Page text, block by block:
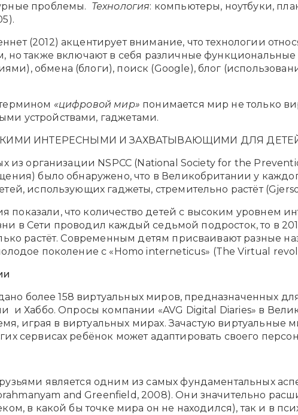
проблемы. Технология: компьютеры, ноутбуки,
(2012) акцентирует внимание, что технологии
также включают в себя различные функциональные
обмена (блоги), поиск (Google), блог
«цифровой мир» понимается мир не только
устройствами, гаджетами.
ИНТЕРЕСНЫМИ И ЗАХВАТЫВАЮЩИМИ ДЛЯ
из организации NSPCC (National Society for the
было обнаружено, что в Великобритании у
использующих гаджеты, стремительно растёт
что количество детей с высоким уровнем
в Сети проводил каждый седьмой подросток, то в
растёт. Современным детям присваивают разные
поколение с «Homo interneticus» (The Virtual
более 158 виртуальных миров, предназначенных
Хаббо. Опросы компании «AVG Digital Diaries» в
играя в виртуальных мирах. Зачастую
сервисах ребёнок может адаптировать своего
является одним из самых фундаментальных
and Greenfield, 2008). Они значительно
в какой бы точке мира он не находился), так и в